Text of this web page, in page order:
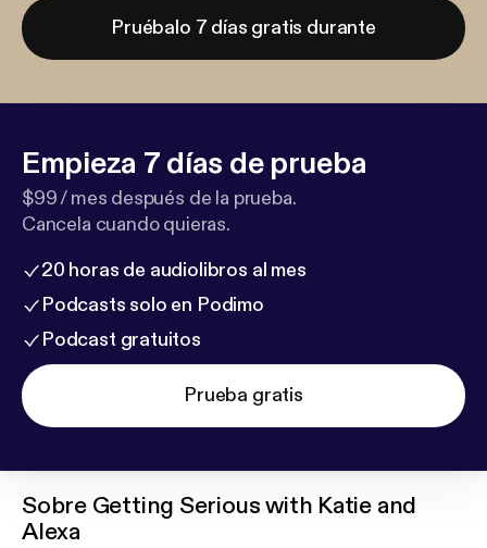
Pruébalo 7 días gratis durante
Empieza 7 días de prueba
$99 / mes después de la prueba.
Cancela cuando quieras.
20 horas de audiolibros al mes
Podcasts solo en Podimo
Podcast gratuitos
Prueba gratis
Sobre Getting Serious with Katie and
Alexa